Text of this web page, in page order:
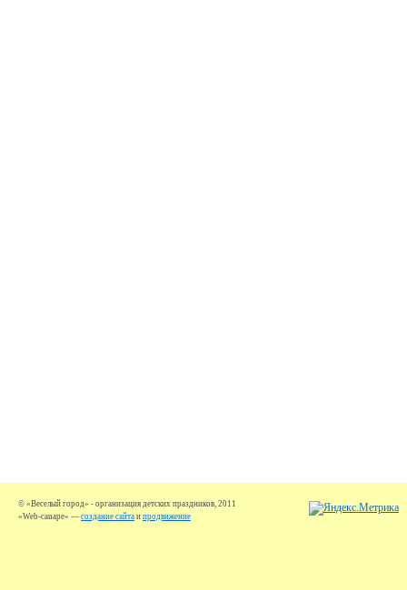
© «Веселый город» - организация детских праздников, 2011
«Web-canape» — создание сайта и продвижение